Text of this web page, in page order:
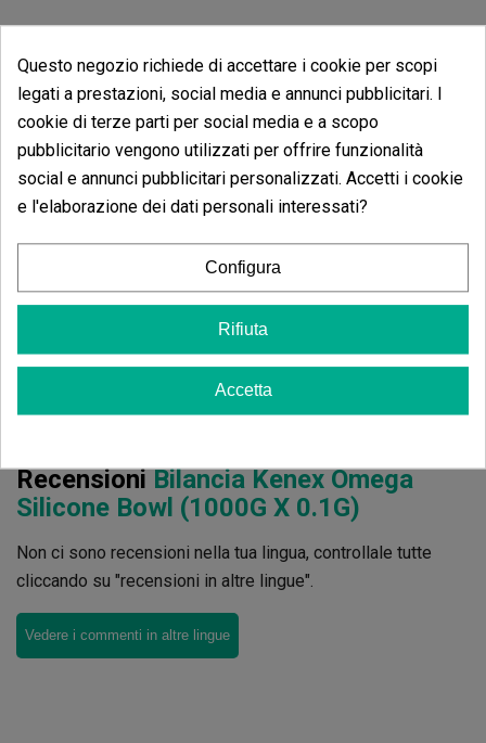
Opinioni dei clienti
5 estrelle
81.82%
4 estrelle
3 estrelle
0.00%
2 estrelle
0.00%
1 estrelle
Scrivi il tuo commento
4.82de5
RecensioniBilancia Kenex Omega
Silicone Bowl (1000G X 0.1G)
Non ci sono recensioni nella tua lingua, controllale tutte
cliccando su "recensioni in altre lingue".
Vedere i commenti in altre lingue
Questo negozio richiede di accettare i cookie per scopi
legati a prestazioni, social media e annunci pubblicitari. I
cookie di terze parti per social media e a scopo
pubblicitario vengono utilizzati per offrire funzionalità
social e annunci pubblicitari personalizzati. Accetti i cookie
e l'elaborazione dei dati personali interessati?
Configura
Rifiuta
Accetta